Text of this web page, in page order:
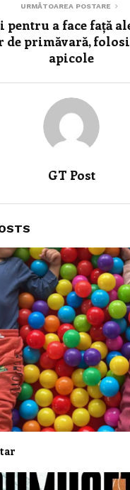
URMĂTOAREA POSTARE
pentru a face față
de primăvară,
apicole
GT Post